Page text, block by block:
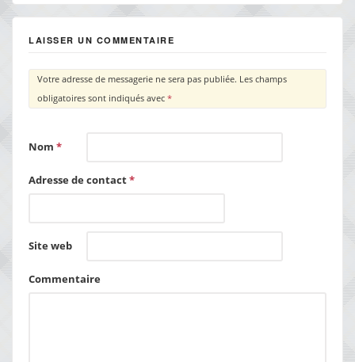
LAISSER UN COMMENTAIRE
Votre adresse de messagerie ne sera pas publiée. Les champs
obligatoires sont indiqués avec *
Nom *
Adresse de contact*
Site web
Commentaire